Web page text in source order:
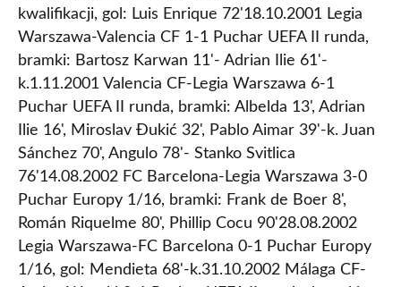
kwalifikacji, gol: Luis Enrique 72'18.10.2001 Legia
Warszawa-Valencia CF 1-1 Puchar UEFA II runda,
bramki: Bartosz Karwan 11'- Adrian Ilie 61'-
k.1.11.2001 Valencia CF-Legia Warszawa 6-1
Puchar UEFA II runda, bramki: Albelda 13', Adrian
Ilie 16', Miroslav Đukić 32', Pablo Aimar 39'-k. Juan
Sánchez 70', Angulo 78'- Stanko Svitlica
76'14.08.2002 FC Barcelona-Legia Warszawa 3-0
Puchar Europy 1/16, bramki: Frank de Boer 8',
Román Riquelme 80', Phillip Cocu 90'28.08.2002
Legia Warszawa-FC Barcelona 0-1 Puchar Europy
1/16, gol: Mendieta 68'-k.31.10.2002 Málaga CF-